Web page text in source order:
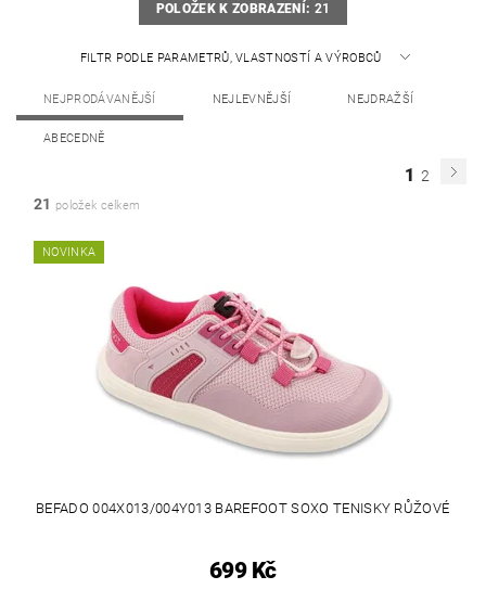
POLOŽEK K ZOBRAZENÍ: 21
FILTR PODLE PARAMETRŮ, VLASTNOSTÍ A VÝROBCŮ
NEJPRODÁVANĚJŠÍ NEJLEVNĚJŠÍ NEJDRAŽŠÍ
ABECEDNĚ
1 2
21 položek celkem
NOVINKA
BEFADO 004X013/004Y013 BAREFOOT SOXO TENISKY RŮŽOVÉ
699 Kč